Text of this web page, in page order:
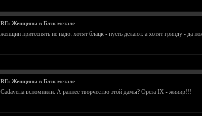
RE: Женщины в Блэк метале
женщин притеснять не надо. хотят блацк - пусть делают. а хотят гринду - да
RE: Женщины в Блэк метале
Cadaveria вспомнили. А раннее творчество этой дамы? Opera IX - жииир!!!